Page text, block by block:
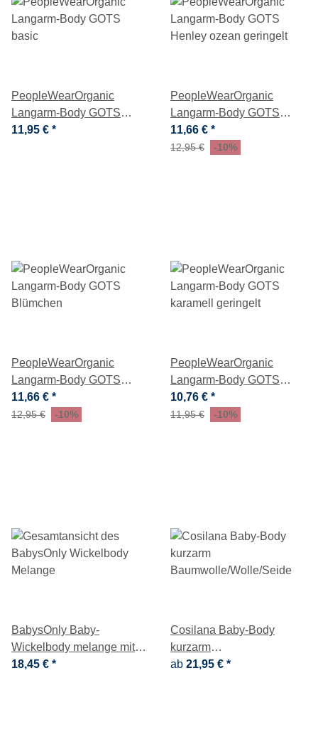
PeopleWearOrganic
Langarm-Body GOTS
basic
11,95 € *
PeopleWearOrganic
Langarm-Body GOTS
Henley ozean geringelt
11,66 € *
12,95 € -10%
PeopleWearOrganic
Langarm-Body GOTS
Blümchen
11,66 € *
12,95 € -10%
PeopleWearOrganic
Langarm-Body GOTS
karamell geringelt
10,76 € *
11,95 € -10%
BabysOnly Baby-
Wickelbody melange mit
langen Ärmeln
18,45 € *
Cosilana Baby-Body
kurzarm
Baumwolle/Wolle/Seide
ab 21,95 € *